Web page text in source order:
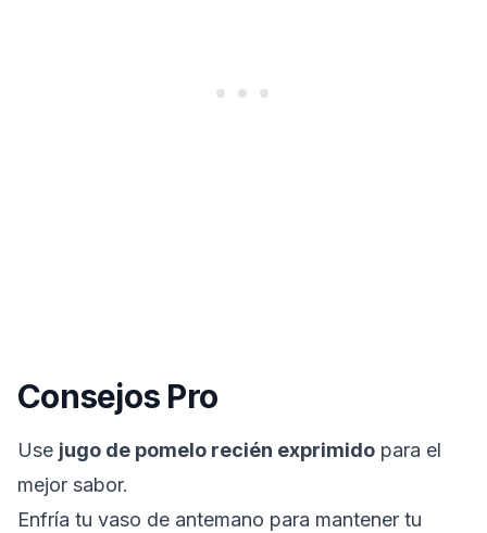
Consejos Pro
Use jugo de pomelo recién exprimido para el
mejor sabor.
Enfría tu vaso de antemano para mantener tu